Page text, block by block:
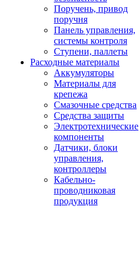
Поручень, привод
поручня
Панель управления,
системы контроля
Ступени, паллеты
Расходные материалы
Аккумуляторы
Материалы для
крепежа
Смазочные средства
Средства защиты
Электротехнические
компоненты
Датчики, блоки
управления,
контроллеры
Кабельно-
проводниковая
продукция